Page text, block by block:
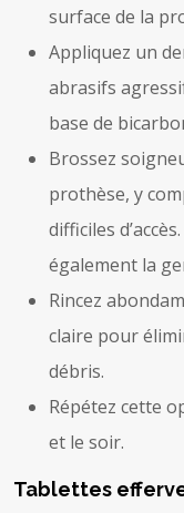
surface de la
Appliquez un
abrasifs
base de
Brossez
prothèse, y
difficiles
également la
Rincez
claire pour
débris.
Répétez cette
et le soir.
Tablettes